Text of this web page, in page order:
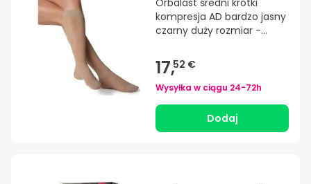
Orbalast średni krótki
kompresja AD bardzo jasny
czarny duży rozmiar -
17,52 €
Wysyłka w ciągu 24-72h
Dodaj